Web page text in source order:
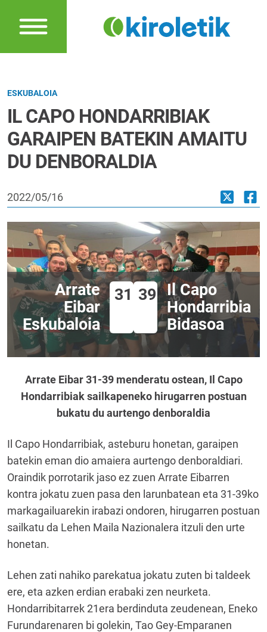
ESKUBALOIA
IL CAPO HONDARRIBIAK
GARAIPEN BATEKIN AMAITU
DU DENBORALDIA
2022/05/16
Arrate
Eibar
Eskubaloia
31 39 Il Capo
Hondarribia
Bidasoa
Arrate Eibar 31-39 menderatu ostean, Il Capo
Hondarribiak sailkapeneko hirugarren postuan
bukatu du aurtengo denboraldia
Il Capo Hondarribiak, asteburu honetan, garaipen
batekin eman dio amaiera aurtengo denboraldiari.
Oraindik porrotarik jaso ez zuen Arrate Eibarren
kontra jokatu zuen pasa den larunbatean eta 31-39ko
markagailuarekin irabazi ondoren, hirugarren postuan
sailkatu da Lehen Maila Nazionalera itzuli den urte
honetan.
Lehen zati nahiko parekatua jokatu zuten bi taldeek
ere, eta azken erdian erabaki zen neurketa.
Hondarribitarrek 21era berdinduta zeudenean, Eneko
Furundarenaren bi golekin, Tao Gey-Emparanen